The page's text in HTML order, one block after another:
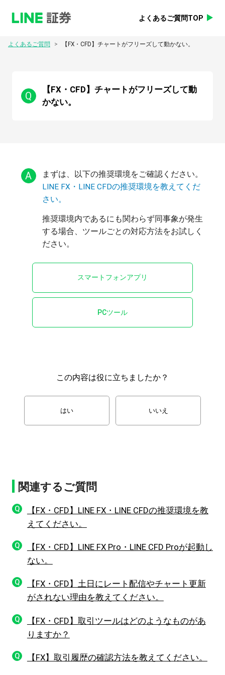
よくあるご質問TOP
よくあるご質問 > 【FX・CFD】チャートがフリーズして動かない。
Q
【FX・CFD】チャートがフリーズして動
かない。
A
まずは、以下の推奨環境をご確認ください。
LINE FX・LINE CFDの推奨環境を教えてくだ
さい。
推奨環境内であるにも関わらず同事象が発生
する場合、ツールごとの対応方法をお試しく
スマートフォンアプリ
PCツール
この内容は役に立ちましたか？
はい いいえ
関連するご質問
Q
【FX・CFD】LINE FX・LINE CFDの推奨環境を教
えてください。
Q
【FX・CFD】LINE FX Pro・LINE CFD Proが起動し
ない。
Q
【FX・CFD】土日にレート配信やチャート更新
がされない理由を教えてください。
Q
【FX・CFD】取引ツールはどのようなものがあ
りますか？
Q 【FX】取引履歴の確認方法を教えてください。